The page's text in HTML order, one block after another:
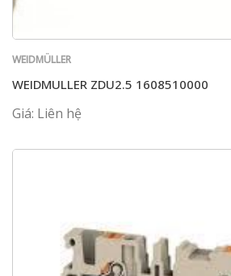
WEIDMÜLLER
WEIDMULLER ZDU2.5 1608510000
Giá: Liên hệ